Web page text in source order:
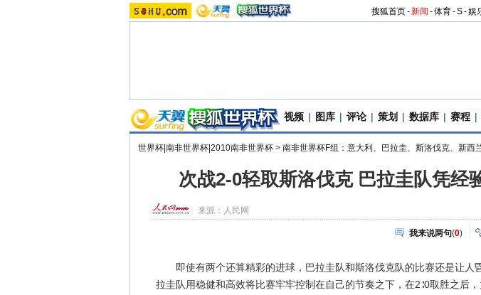
搜狐首页-新闻 -体育-S-娱
视频 | 图库 | 评论 | 策划 | 数据库 | 赛程 |
世界杯|南非世界杯|2010南非世界杯 > 南非世界杯F组：意大利、巴拉圭、斯洛伐克、新西
次战2-0轻取斯洛伐克 巴拉圭队凭经
来源： 人民网
我来说两句(0)
即使有两个还算精彩的进球，巴拉圭队和斯洛伐克队的比赛还是让人
拉圭队用稳健和高效将比赛牢牢控制在自己的节奏之下，在2∶0取胜之后